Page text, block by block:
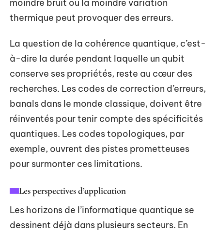
moindre bruit ou la moindre variation
thermique peut provoquer des erreurs.
La question de la cohérence quantique, c’est-
à-dire la durée pendant laquelle un qubit
conserve ses propriétés, reste au cœur des
recherches. Les codes de correction d’erreurs,
banals dans le monde classique, doivent être
réinventés pour tenir compte des spécificités
quantiques. Les codes topologiques, par
exemple, ouvrent des pistes prometteuses
pour surmonter ces limitations.
Les perspectives d’application
Les horizons de l’informatique quantique se
dessinent déjà dans plusieurs secteurs. En